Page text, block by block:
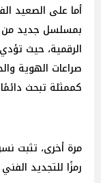
أما على الصعيد
بمسلسل جديد من
الرقمية، حيث
صراعات الهوية
كممثلة تبحث
مرة أخرى، تثبت
رمزًا للتجديد